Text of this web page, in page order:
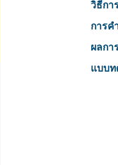
วิธีกา
การค
ผลกา
แบบท